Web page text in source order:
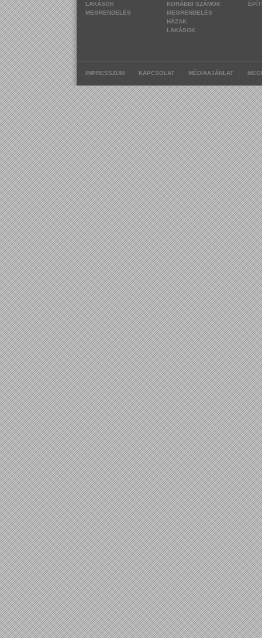
LAKÁSOK
MEGRENDELÉS
KORÁBBI SZÁMOK
MEGRENDELÉS
HÁZAK
LAKÁSOK
IMPRESSZUM KAPCSOLAT MÉDIAAJÁNLAT